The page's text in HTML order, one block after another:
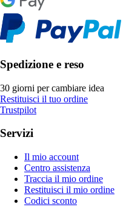
Spedizione e reso
30 giorni per cambiare idea
Restituisci il tuo ordine
Trustpilot
Servizi
Il mio account
Centro assistenza
Traccia il mio ordine
Restituisci il mio ordine
Codici sconto